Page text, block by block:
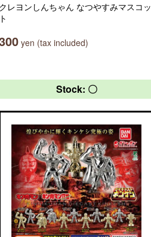
クレヨンしんちゃん なつやすみマスコッ
ト
yen (tax included)
Stock: 〇